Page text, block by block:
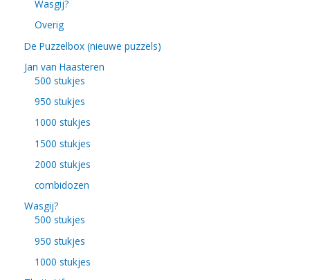
Wasgij?
Overig
De Puzzelbox (nieuwe puzzels)
Jan van Haasteren
500 stukjes
950 stukjes
1000 stukjes
1500 stukjes
2000 stukjes
combidozen
Wasgij?
500 stukjes
950 stukjes
1000 stukjes